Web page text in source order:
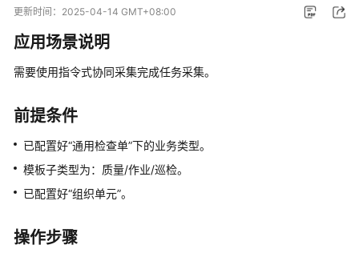
动
户
南
产
品
册
明
更新时间： 2025-04-14 GMT+08:00
应用场景说明
需要使用指令式协同采集完成任务采集。
前提条件
已配置好“通用检查单”下的业务类型。
模板子类型为：质量/作业/巡检。
已配置好“组织单元”。
操作步骤